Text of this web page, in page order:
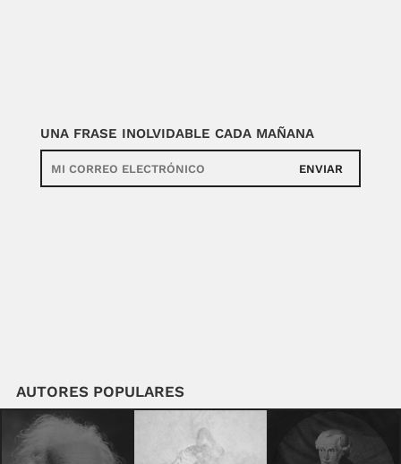
UNA FRASE INOLVIDABLE CADA MAÑANA
ENVIAR
AUTORES POPULARES